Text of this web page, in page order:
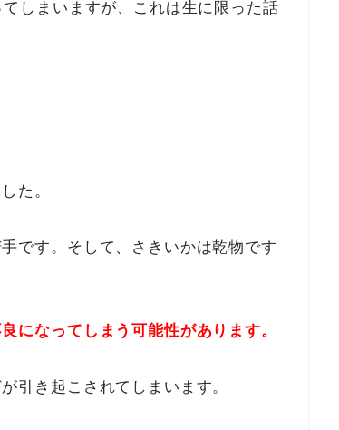
しまいますが、これは生に限った話
た。
です。そして、さきいかは乾物です
になってしまう可能性があります。
引き起こされてしまいます。